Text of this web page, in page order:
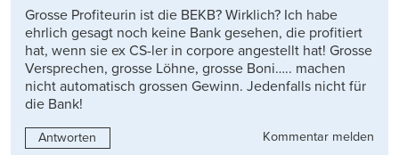
Grosse Profiteurin ist die BEKB? Wirklich? Ich habe
ehrlich gesagt noch keine Bank gesehen, die profitiert
hat, wenn sie ex CS-ler in corpore angestellt hat! Grosse
Versprechen, grosse Löhne, grosse Boni….. machen
nicht automatisch grossen Gewinn. Jedenfalls nicht für
die Bank!
Antworten Kommentar melden